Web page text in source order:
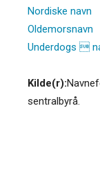
Nordiske navn
Oldemorsnavn
Underdogs 
Kilde(r):
sentralbyrå.